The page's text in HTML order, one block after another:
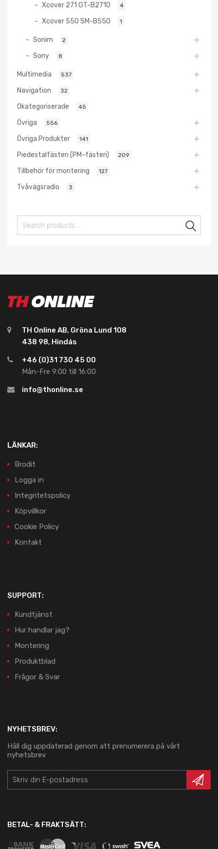
Xcover 271 GT-B2710 4
Xcover 550 SM-B550 1
Sonim 2
Sony 8
Multimedia 537
Navigation 32
Okategoriserade 45
Övriga 556
Övriga Produkter 141
Piedestalfästen (PM-fästen) 209
Tillbehör för montering 127
Tvåvägsradio 3
TH Online AB, Gröna Lund 108
438 98, Hindås
+46 (0)31 730 45 00
Mån-Fre 9:00 till 16:00
info@thonline.se
LÄNKAR:
Brodit
Logga in
Integritetspolicy
Köpvillkor
Cookie Policy
Kontakt
SUPPORT:
Kundtjänst
Hur handlar jag?
Montering
Produktblad
Frågor & Svar
NYHETSBREV:
Håll dig uppdaterad genom att prenumerera på vårt
nyhetsbrev
BETAL- & FRAKTSÄTT: